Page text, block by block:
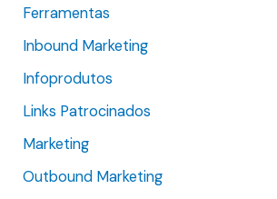
p
o
Ferramentas
Inbound Marketing
Infoprodutos
Links Patrocinados
Marketing
Outbound Marketing